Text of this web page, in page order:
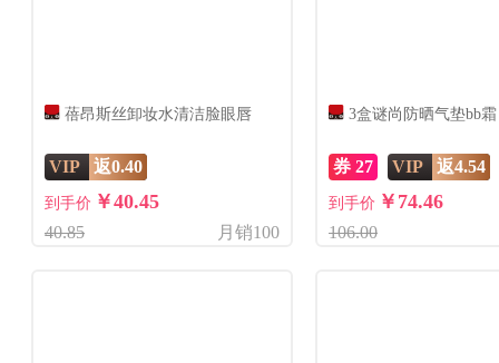
蓓昂斯丝卸妆水清洁脸眼唇
VIP 返0.40
到手价 ￥40.45
40.85 月销100
3盒谜尚防晒气垫bb霜
券 27 VIP 返4.54
到手价 ￥74.46
106.00